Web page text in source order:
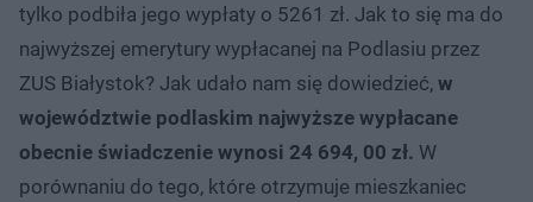
tylko podbiła jego wypłaty o 5261 zł. Jak to się ma do
najwyższej emerytury wypłacanej na Podlasiu przez
ZUS Białystok? Jak udało nam się dowiedzieć, w
województwie podlaskim najwyższe wypłacane
obecnie świadczenie wynosi 24 694, 00 zł. W
porównaniu do tego, które otrzymuje mieszkaniec